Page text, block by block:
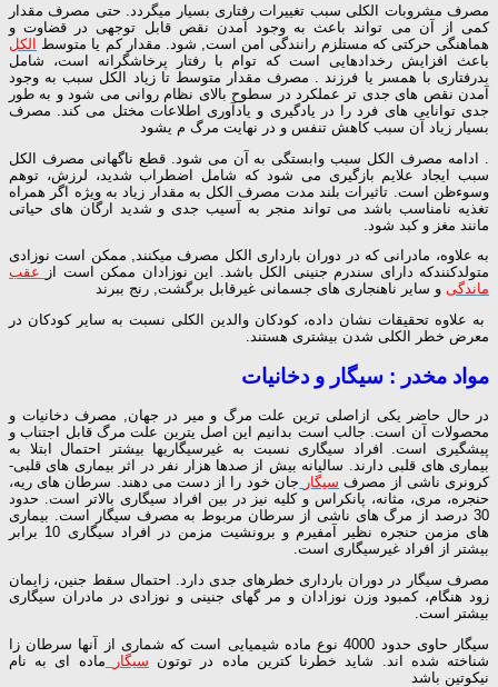
مصرف مشروبات الكلی سبب تغییرات رفتاری بسیار میگردد. حتی مصرف مقدار
كمی از آن می تواند باعث به وجود آمدن نقص قابل توجهی در قضاوت و
هماهنگی حركتی كه مستلزم رانندگی امن است, شود. مقدار كم یا متوسط الكل
باعث افزایش رخدادهایی است كه توام با رفتار پرخاشگرانه است، شامل
بدرفتاری با همسر یا فرزند . مصرف مقدار متوسط تا زیاد الكل سبب به وجود
آمدن نقص های جدی تر عملكرد در سطوح بالای نظام روانی می شود و به طور
جدی توانایی های فرد را در یادگیری و یادآوری اطلاعات مختل می كند. مصرف
بسیار زیاد آن سبب كاهش تنفس و در نهایت مرگ م یشود
. ادامه مصرف الكل سبب وابستگی به آن می شود. قطع ناگهانی مصرف الكل
سبب ایجاد علایم بازگیری می شود كه شامل اضطراب شدید، لرزش، توهم
وسوءظن است. تاثیرات بلند مدت مصرف الكل به مقدار زیاد به ویژه اگر همراه
تغذیه نامناسب باشد می تواند منجر به آسیب جدی و شدید ارگان های حیاتی
مانند مغز و كبد شود.
به علاوه، مادرانی كه در دوران بارداری الكل مصرف میكنند, ممكن است نوزادی
متولدكنندكه دارای سندرم جنینی الكل باشد. این نوزادان ممكن است از
عقب
ماندگی و سایر ناهنجاری های جسمانی غیرقابل برگشت, رنج ببرند
به علاوه تحقیقات نشان داده، كودكان والدین الكلی نسبت به سایر كودكان در
معرض خطر الكلی شدن بیشتری هستند.
مواد مخدر : سیگار و دخانیات
در حال حاضر یكی ازاصلی ترین علت مرگ و میر در جهان, مصرف دخانیات و
محصولات آن است. جالب است بدانیم این اصل یترین علت مرگ قابل اجتناب و
پیشگیری است. افراد سیگاری نسبت به غیرسیگاریها بیشتر احتمال ابتلا به
بیماری های قلبی دارند. سالیانه بیش از صدها هزار نفر در اثر بیماری های قلبی-
كرونری ناشی از مصرف سیگار جان خود را از دست می دهند. سرطان های ریه،
حنجره، مری، مثانه، پانكراس و كلیه نیز در بین افراد سیگاری بالاتر است. حدود
30 درصد از مرگ های ناشی از سرطان مربوط به مصرف سیگار است. بیماری
های مزمن حنجره نظیر آمفیرم و برونشیت مزمن در افراد سیگاری 10 برابر
بیشتر از افراد غیرسیگاری است.
مصرف سیگار در دوران بارداری خطرهای جدی دارد. احتمال سقط جنین، زایمان
زود هنگام، كمبود وزن نوزادان و مر گهای جنینی و نوزادی در مادران سیگاری
بیشتر است.
سیگار حاوی حدود 4000 نوع ماده شیمیایی است كه شماری از آنها سرطان زا
شناخته شده اند. شاید خطرنا كترین ماده در توتون سیگار
ماده ای به نام
نیكوتین باشد